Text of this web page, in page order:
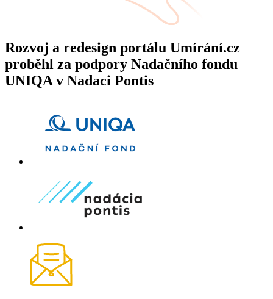
Rozvoj a redesign portálu Umírání.cz
proběhl za podpory Nadačního fondu
UNIQA v Nadaci Pontis